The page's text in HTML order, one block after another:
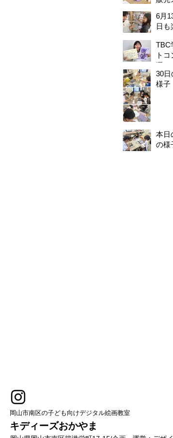
6月
日も
TBC
トコ
選！
30日
様子
本日
の様
キディーズおかやま
岡山市南区の子ども向けデジタル絵画教室